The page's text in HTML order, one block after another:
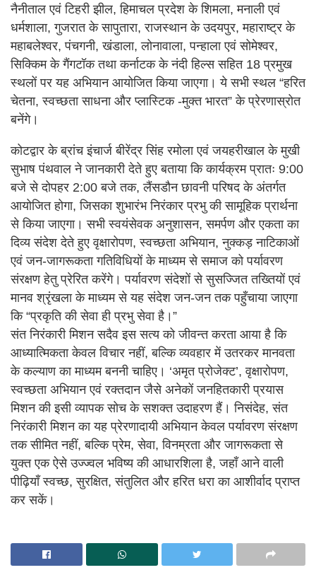
नैनीताल एवं टिहरी झील, हिमाचल प्रदेश के शिमला, मनाली एवं
धर्मशाला, गुजरात के सापुतारा, राजस्थान के उदयपुर, महाराष्ट्र के
महाबलेश्वर, पंचगनी, खंडाला, लोनावाला, पन्हाला एवं सोमेश्वर,
सिक्किम के गैंगटॉक तथा कर्नाटक के नंदी हिल्स सहित 18 प्रमुख
स्थलों पर यह अभियान आयोजित किया जाएगा। ये सभी स्थल “हरित
चेतना, स्वच्छता साधना और प्लास्टिक -मुक्त भारत” के प्रेरणास्रोत
बनेंगे।
कोटद्वार के ब्रांच इंचार्ज बीरेंद्र सिंह रमोला एवं जयहरीखाल के मुखी
सुभाष पंथवाल ने जानकारी देते हुए बताया कि कार्यक्रम प्रातः 9:00
बजे से दोपहर 2:00 बजे तक, लैंसडौन छावनी परिषद के अंतर्गत
आयोजित होगा, जिसका शुभारंभ निरंकार प्रभु की सामूहिक प्रार्थना
से किया जाएगा। सभी स्वयंसेवक अनुशासन, समर्पण और एकता का
दिव्य संदेश देते हुए वृक्षारोपण, स्वच्छता अभियान, नुक्कड़ नाटिकाओं
एवं जन-जागरूकता गतिविधियों के माध्यम से समाज को पर्यावरण
संरक्षण हेतु प्रेरित करेंगे। पर्यावरण संदेशों से सुसज्जित तख्तियों एवं
मानव श्रृंखला के माध्यम से यह संदेश जन-जन तक पहुँचाया जाएगा
कि “प्रकृति की सेवा ही प्रभु सेवा है।”
संत निरंकारी मिशन सदैव इस सत्य को जीवन्त करता आया है कि
आध्यात्मिकता केवल विचार नहीं, बल्कि व्यवहार में उतरकर मानवता
के कल्याण का माध्यम बननी चाहिए। ‘अमृत प्रोजेक्ट’, वृक्षारोपण,
स्वच्छता अभियान एवं रक्तदान जैसे अनेकों जनहितकारी प्रयास
मिशन की इसी व्यापक सोच के सशक्त उदाहरण हैं। निसंदेह, संत
निरंकारी मिशन का यह प्रेरणादायी अभियान केवल पर्यावरण संरक्षण
तक सीमित नहीं, बल्कि प्रेम, सेवा, विनम्रता और जागरूकता से
युक्त एक ऐसे उज्ज्वल भविष्य की आधारशिला है, जहाँ आने वाली
पीढ़ियाँ स्वच्छ, सुरक्षित, संतुलित और हरित धरा का आशीर्वाद प्राप्त
कर सकें।